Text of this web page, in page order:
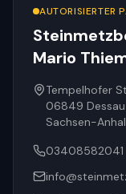
AUTORISIERTER
Mario
Tempelhofer
06849
Sachsen-
03408582041